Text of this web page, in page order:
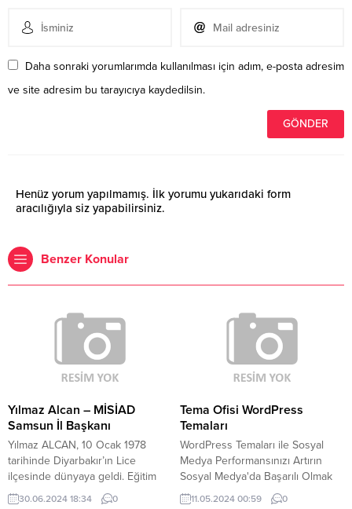
Daha sonraki yorumlarımda kullanılması için adım, e-posta adresim
ve site adresim bu tarayıcıya kaydedilsin.
Henüz yorum yapılmamış. İlk yorumu yukarıdaki form
aracılığıyla siz yapabilirsiniz.
Benzer Konular
Yılmaz Alcan – MİSİAD
Samsun İl Başkanı
Yılmaz ALCAN, 10 Ocak 1978
tarihinde Diyarbakır’ın Lice
ilçesinde dünyaya geldi. Eğitim
hayatı Diyarbakır’da tamamladı.
30.06.2024 18:34 0
Tema Ofisi WordPress
Temaları
WordPress Temaları ile Sosyal
Medya Performansınızı Artırın
Sosyal Medya'da Başarılı Olmak
için WordPress Temaları Sosyal
11.05.2024 00:59 0